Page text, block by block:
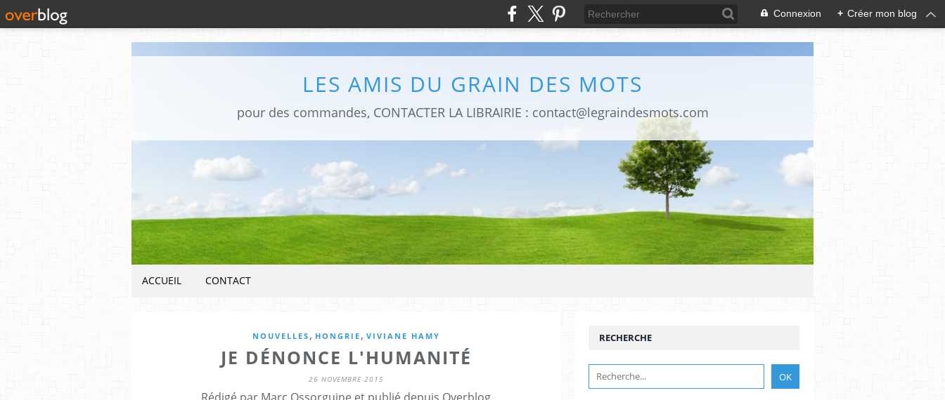
Connexion + Créer mon blog
LES AMIS DU GRAIN DES MOTS
pour des commandes, CONTACTER LA LIBRAIRIE : contact@legraindesmots.com
ACCUEIL CONTACT
NOUVELLES , HONGRIE , VIVIANE HAMY
JE DÉNONCE L'HUMANITÉ
26 NOVEMBRE 2015
RECHERCHE